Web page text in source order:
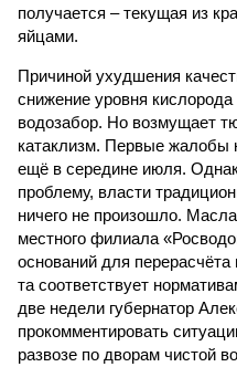
получается – текущая из
яйцами.
Причиной ухудшения
снижение уровня
водозабор. Но возмущает
катаклизм. Первые жалобы
ещё в середине июля.
проблему, власти
ничего не произошло.
местного филиала
оснований для
та соответствует
две недели губернатор
прокомментировать
развозе по дворам чистой